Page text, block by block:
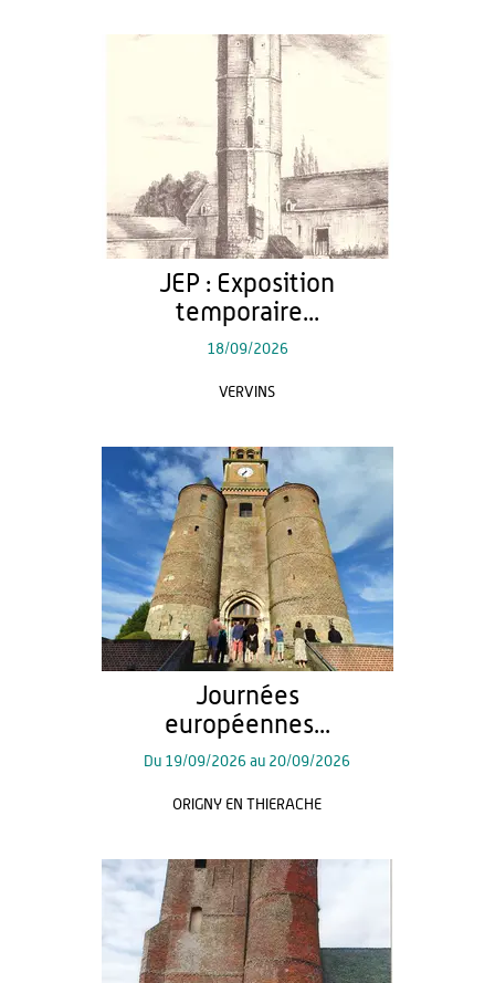
JEP : Exposition
temporaire...
18/09/2026
VERVINS
Journées
européennes...
Du 19/09/2026 au 20/09/2026
ORIGNY EN THIERACHE